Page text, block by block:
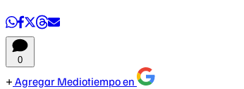
0
Agregar Mediotiempo en